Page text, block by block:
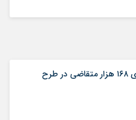
تامین زمین برای ۱۶۸ هزار متقاضی در طرح